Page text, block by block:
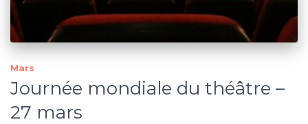
Mars
Journée mondiale du théâtre –
27 mars